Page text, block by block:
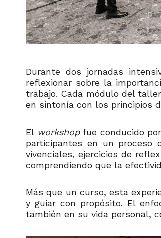
Durante dos jornadas
reflexionar sobre la
trabajo. Cada módulo del
en sintonía con los principios
El workshopfue conducido
participantes en un proceso
vivenciales, ejercicios de
comprendiendo que la
Más que un curso, esta
y guiar con propósito. El
también en su vida personal,